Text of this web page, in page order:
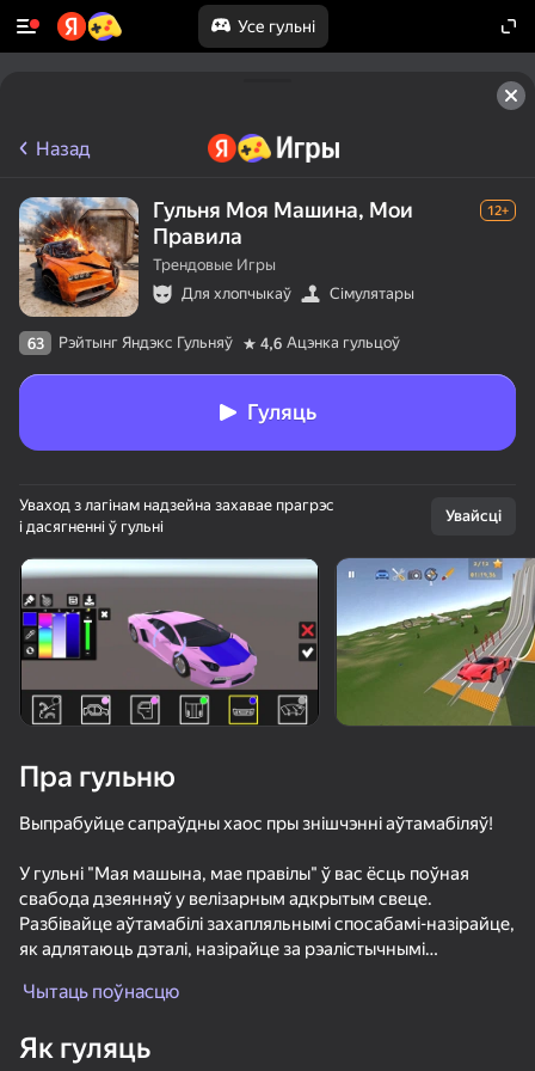
Усе гульні
Павярніце прыладу
Гульня працуе толькі ў гарызантальнай
арыентацыі
Забег Крутых Машин 3Д
Бимка Режимы
Назад
Гульня Моя Машина, Мои
Правила
12+
Трендовые Игры
Для хлопчыкаў
Сімулятары
63 Рэйтынг Яндэкс Гульняў 4,6 Ацэнка гульцоў
Гуляць
Уваход з лагінам надзейна захавае прагрэс
і дасягненні ў гульні
Увайсці
Пра гульню
Выпрабуйце сапраўдны хаос пры знішчэнні аўтамабіляў!
У гульні "Мая машына, мае правілы" ў вас ёсць поўная
свабода дзеянняў у велізарным адкрытым свеце.
Разбівайце аўтамабілі захапляльнымі спосабамі-назірайце,
як адлятаюць дэталі, назірайце за рэалістычнымі
- Пашыраныя магчымасці кастомизации аўтамабіля
Чытаць поўнасцю
Як гуляць